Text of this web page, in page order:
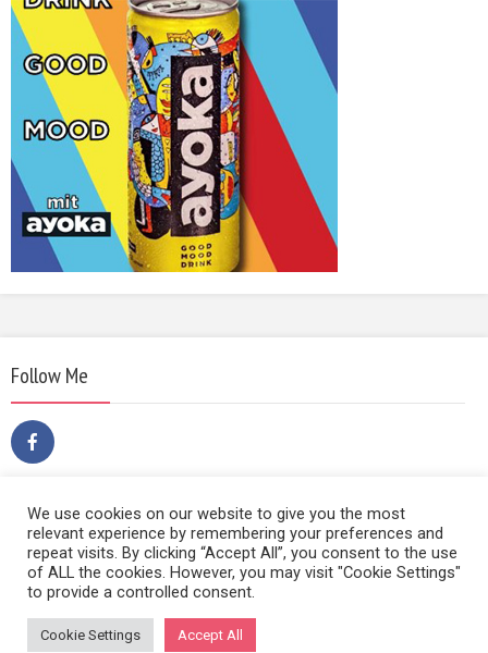
Follow Me
Copyright © 2014 | Film Sound & Media | Hietzinger Hauptstraße
99a/7, 1130 Wien | Tel 0650 406 75 85 | Email
We use cookies on our website to give you the most
relevant experience by remembering your preferences and
repeat visits. By clicking “Accept All”, you consent to the use
of ALL the cookies. However, you may visit "Cookie Settings"
to provide a controlled consent.
Cookie Settings Accept All